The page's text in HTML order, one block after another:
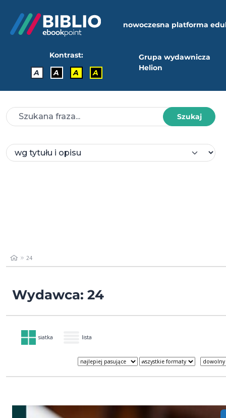
nowoczesna platforma
Kontrast:
A
A A A
Grupa wydawnicza
Helion
Szukaj
24
Wydawca: 24
siatka lista